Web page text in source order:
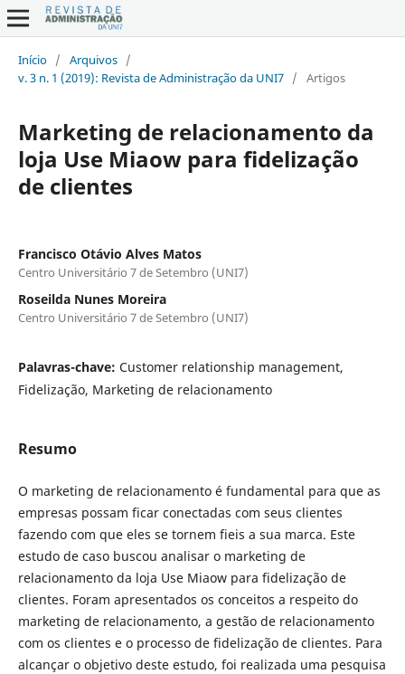
Início / Arquivos /
v. 3 n. 1 (2019): Revista de Administração da UNI7 / Artigos
Marketing de relacionamento da
loja Use Miaow para fidelização
de clientes
Francisco Otávio Alves Matos
Centro Universitário 7 de Setembro (UNI7)
Roseilda Nunes Moreira
Centro Universitário 7 de Setembro (UNI7)
Palavras-chave: Customer relationship management,
Fidelização, Marketing de relacionamento
Resumo
O marketing de relacionamento é fundamental para que as
empresas possam ficar conectadas com seus clientes
fazendo com que eles se tornem fieis a sua marca. Este
estudo de caso buscou analisar o marketing de
relacionamento da loja Use Miaow para fidelização de
clientes. Foram apresentados os conceitos a respeito do
marketing de relacionamento, a gestão de relacionamento
com os clientes e o processo de fidelização de clientes. Para
alcançar o objetivo deste estudo, foi realizada uma pesquisa